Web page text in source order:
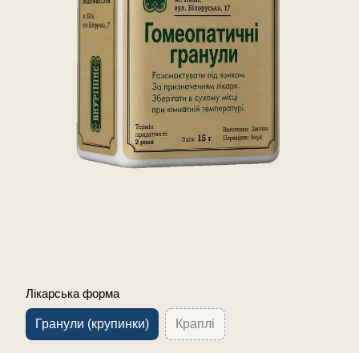
Лікарська форма
Гранули (крупинки) Краплі